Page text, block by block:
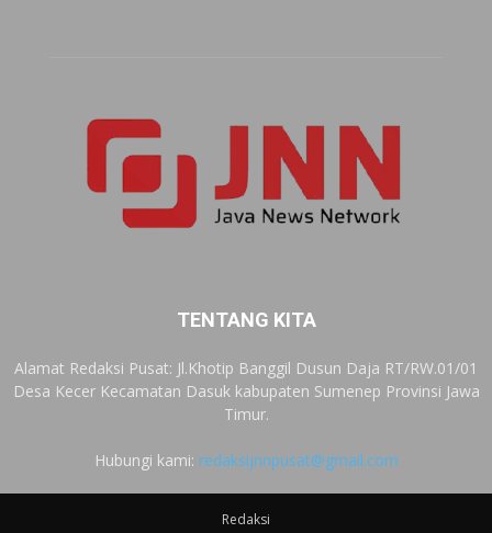
TENTANG KITA
Alamat Redaksi Pusat: Jl.Khotip Banggil Dusun Daja RT/RW.01/01
Desa Kecer Kecamatan Dasuk kabupaten Sumenep Provinsi Jawa
Timur.
Hubungi kami: redaksijnnpusat@gmail.com
Redaksi